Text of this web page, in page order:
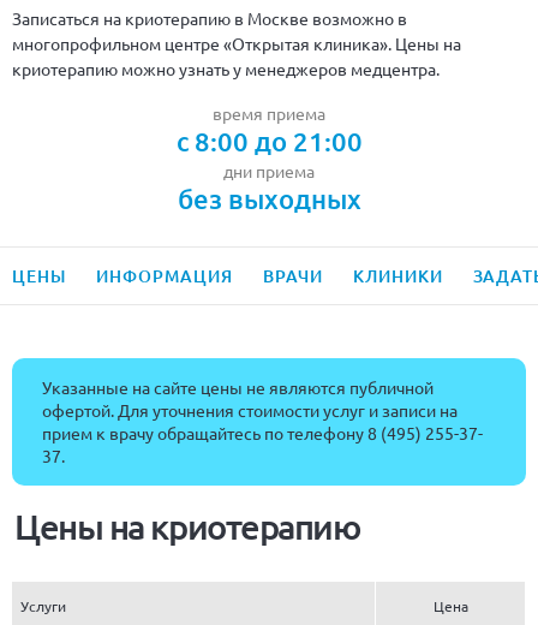
Записаться на криотерапию в Москве возможно в
многопрофильном центре «Открытая клиника». Цены на
криотерапию можно узнать у менеджеров медцентра.
время приема
с 8:00 до 21:00
дни приема
без выходных
ЦЕНЫ ИНФОРМАЦИЯ ВРАЧИ КЛИНИКИ
Указанные на сайте цены не являются публичной
офертой. Для уточнения стоимости услуг и записи на
прием к врачу обращайтесь по телефону8 (495) 255-37-
37.
Цены на криотерапию
Услуги Цена